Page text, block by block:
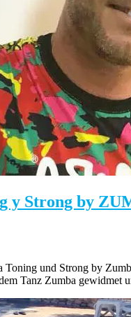
y Strong by
und Strong by
Tanz Zumba gewidmet